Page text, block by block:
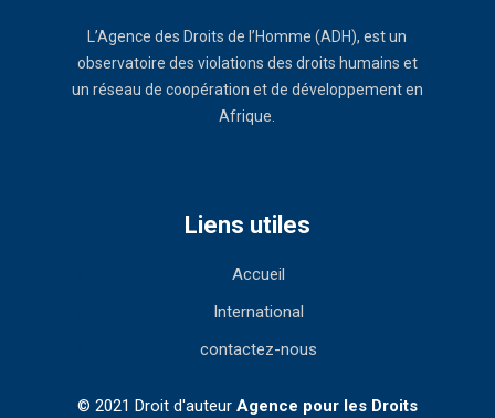
L’Agence des Droits de l’Homme (ADH), est un
observatoire des violations des droits humains et
un réseau de coopération et de développement en
Afrique.
Liens utiles
Accueil
International
contactez-nous
© 2021 Droit d'auteur Agence pour les Droits